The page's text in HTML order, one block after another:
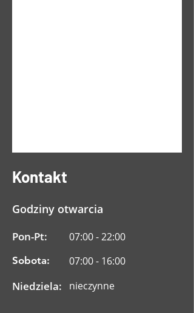
Kontakt
Godziny otwarcia
Pon-Pt: 07:00 - 22:00
Sobota: 07:00 - 16:00
Niedziela: nieczynne